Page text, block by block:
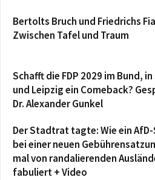
Bertolts Bruch und Friedrichs
Zwischen Tafel und Traum
Schafft die FDP 2029 im Bund,
und Leipzig ein Comeback?
Dr. Alexander Gunkel
Der Stadtrat tagte: Wie ein
bei einer neuen
mal von randalierenden
fabuliert + Video